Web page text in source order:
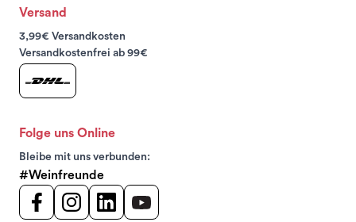
Versand
3,99€ Versandkosten
Versandkostenfrei ab 99€
Folge uns Online
Bleibe mit uns verbunden:
#Weinfreunde